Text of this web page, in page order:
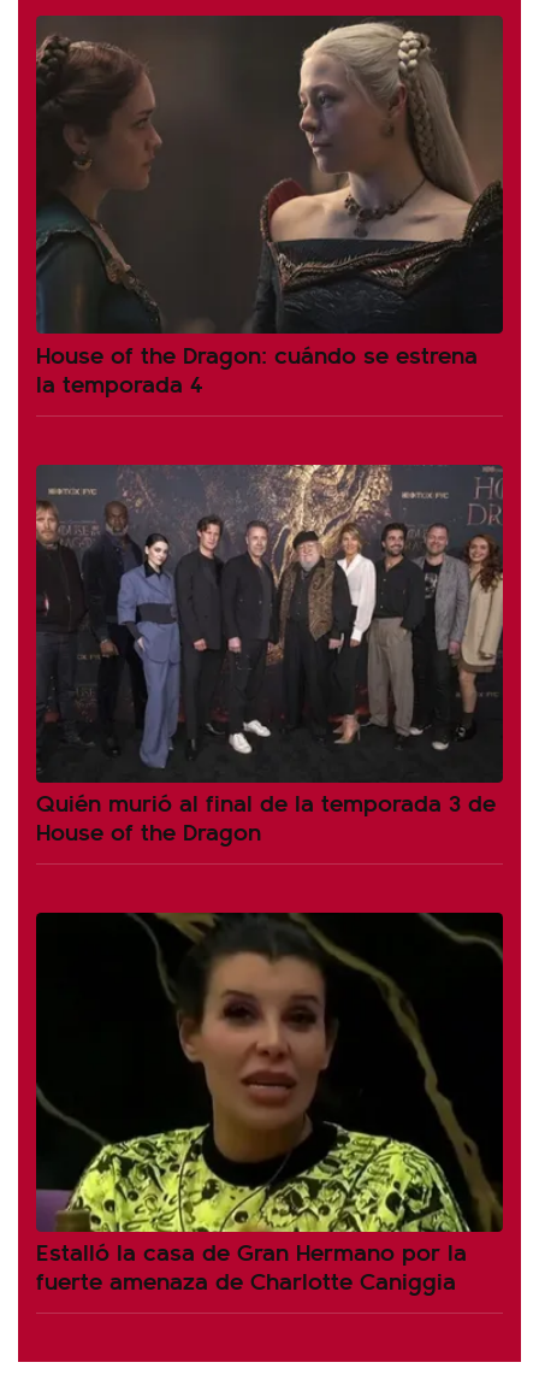
House of the Dragon: cuándo se estrena
la temporada 4
Quién murió al final de la temporada 3 de
House of the Dragon
Estalló la casa de Gran Hermano por la
fuerte amenaza de Charlotte Caniggia